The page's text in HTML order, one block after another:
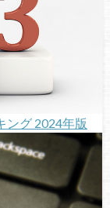
ング 2024年版